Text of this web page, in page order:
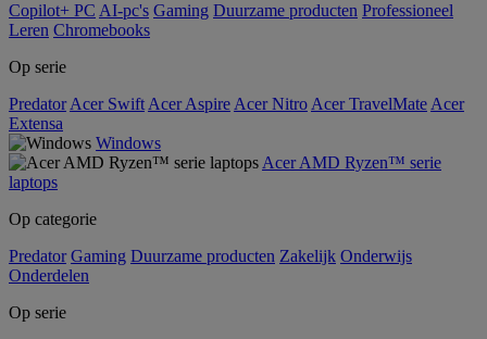
Copilot+ PC AI-pc's Gaming Duurzame producten Professioneel
Leren Chromebooks
Op serie
Predator Acer Swift Acer Aspire Acer Nitro Acer TravelMate Acer
Extensa
Windows
Acer AMD Ryzen™ serie
laptops
Op categorie
Predator Gaming Duurzame producten Zakelijk Onderwijs
Onderdelen
Op serie